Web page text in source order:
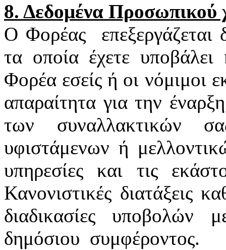
8. Δεδομένα Προσωπικού
Ο Φορέας
τα οποία έχετε
Φορέα εσείς ή οι νόμιμοι
απαραίτητα για την
των συναλλακτικών
υφιστάμενων ή
υπηρεσίες και τις
Κανονιστικές διατάξεις
διαδικασίες
δημόσιου συμφέροντος.